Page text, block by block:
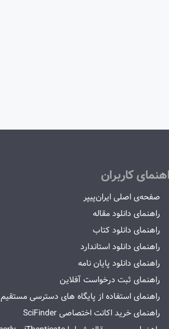
کاربران
صفحه‌ی اصلی ایران‌پیپر
راهنمای دانلود مقاله
راهنمای دانلود کتاب
راهنمای دانلود استاندارد
راهنمای دانلود پایان نامه
راهنمای ثبت درخواست آفلاین
راهنمای استفاده از پایگاه های دسترسی مستقیم
راهنمای خرید اکانت اختصاصی SciFinder